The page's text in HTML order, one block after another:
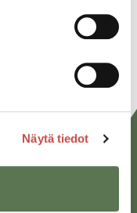
Näytä tiedot